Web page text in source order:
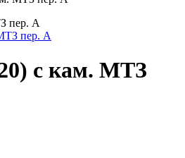
пер. А
с кам. МТЗ